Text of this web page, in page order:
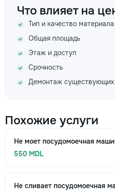
Что влияет на
Тип и качество материала
Общая площадь
Этаж и доступ
Срочность
Демонтаж существующих
Похожие услуги
Не моет посудомоечная
550 MDL
Не сливает посудомоечная